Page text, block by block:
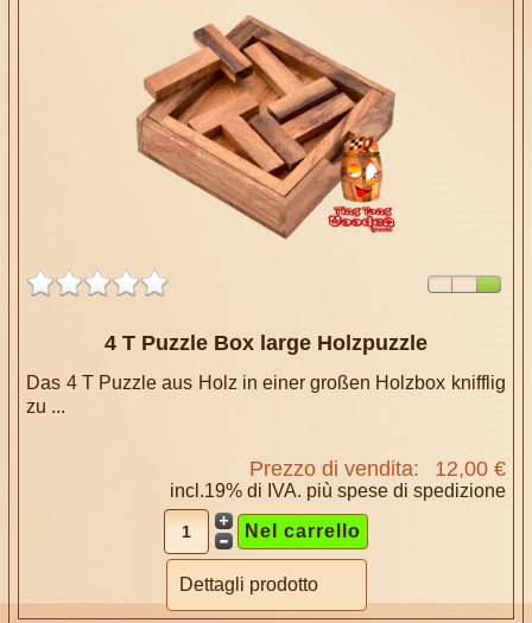
4 T Puzzle Box large Holzpuzzle
Das 4 T Puzzle aus Holz in einer großen Holzbox knifflig
zu ...
Prezzo di vendita: 12,00 €
incl.19% di IVA. più spese di spedizione
Dettagli prodotto